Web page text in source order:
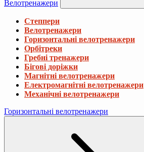
Велотренажери
Степпери
Велотренажери
Горизонтальні велотренажери
Орбітреки
Гребні тренажери
Бігові доріжки
Магнітні велотренажери
Електромагнітні велотренажери
Механічні велотренажери
Горизонтальні велотренажери